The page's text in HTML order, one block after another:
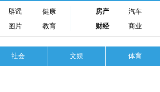
辟谣
健康
图片 教育
房产 汽车
财经
商业
社会 文娱 体育